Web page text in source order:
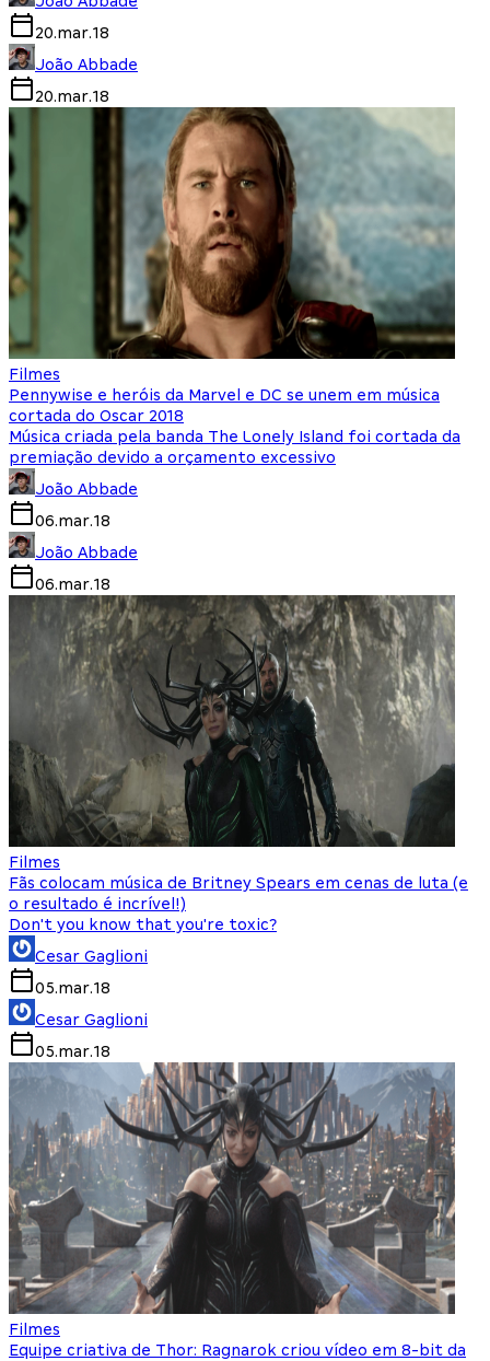
20.mar.18
João Abbade
20.mar.18
Filmes
Pennywise e heróis da Marvel e DC se unem em música
cortada do Oscar 2018
Música criada pela banda The Lonely Island foi cortada da
premiação devido a orçamento excessivo
João Abbade
06.mar.18
João Abbade
06.mar.18
Filmes
Fãs colocam música de Britney Spears em cenas de luta (e
o resultado é incrível!)
Don't you know that you're toxic?
Cesar Gaglioni
05.mar.18
Cesar Gaglioni
05.mar.18
Filmes
Equipe criativa de Thor: Ragnarok criou vídeo em 8-bit da